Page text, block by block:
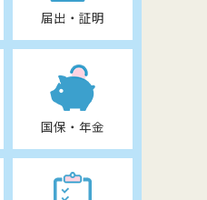
届出・証明
国保・年金